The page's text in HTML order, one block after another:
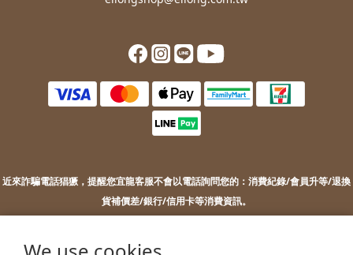
近來詐騙電話猖獗，提醒您宜龍客服不會以電話詢問您的： 消費紀錄/會員升等/退換
貨補價差/銀行/信用卡等消費資訊。